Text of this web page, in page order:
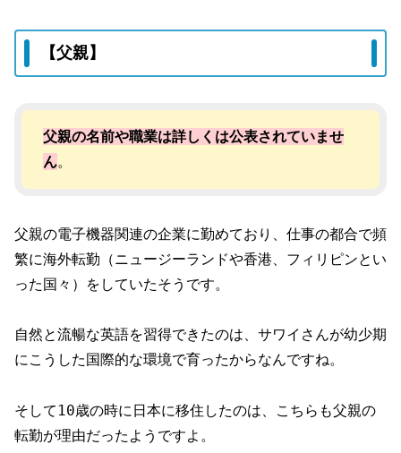
【父親】
父親の名前や職業は詳しくは公表されていませ
ん。
父親の電子機器関連の企業に勤めており、仕事の都合で頻
繁に海外転勤（ニュージーランドや香港、フィリピンとい
った国々）をしていたそうです。
自然と流暢な英語を習得できたのは、サワイさんが幼少期
にこうした国際的な環境で育ったからなんですね。
そして10歳の時に日本に移住したのは、こちらも父親の
転勤が理由だったようですよ。